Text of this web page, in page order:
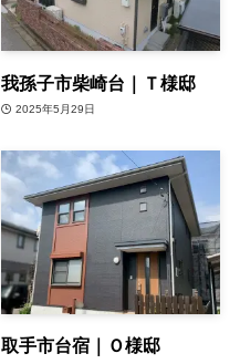
我孫子市柴崎台｜Ｔ様邸
2025年5月29日
取手市台宿｜Ｏ様邸